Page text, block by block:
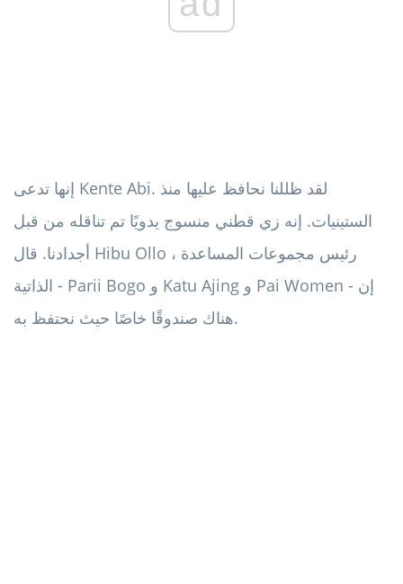
إنها تدعى Kente Abi. لقد ظللنا نحافظ عليها منذ
الستينيات. إنه زي قطني منسوج يدويًا تم تناقله من قبل
أجدادنا. قال Hibu Ollo ، رئيس مجموعات المساعدة
الذاتية - Parii Bogo و Katu Ajing و Pai Women - إن
هناك صندوقًا خاصًا حيث نحتفظ به.